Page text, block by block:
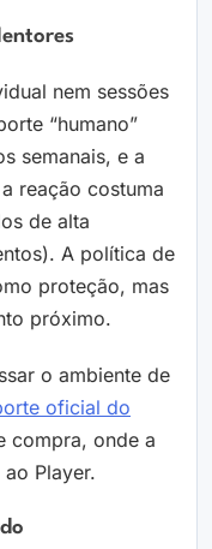
nem sessões
“humano”
semanais, e a
reação costuma
de alta
A política de
proteção, mas
próximo.
o ambiente de
oficial do
compra, onde a
Player.